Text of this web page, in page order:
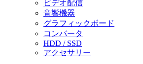
ビデオ配信
音響機器
グラフィックボード
コンバータ
HDD / SSD
アクセサリー